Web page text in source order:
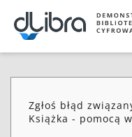
Zgłoś błąd
Książka - pomocą